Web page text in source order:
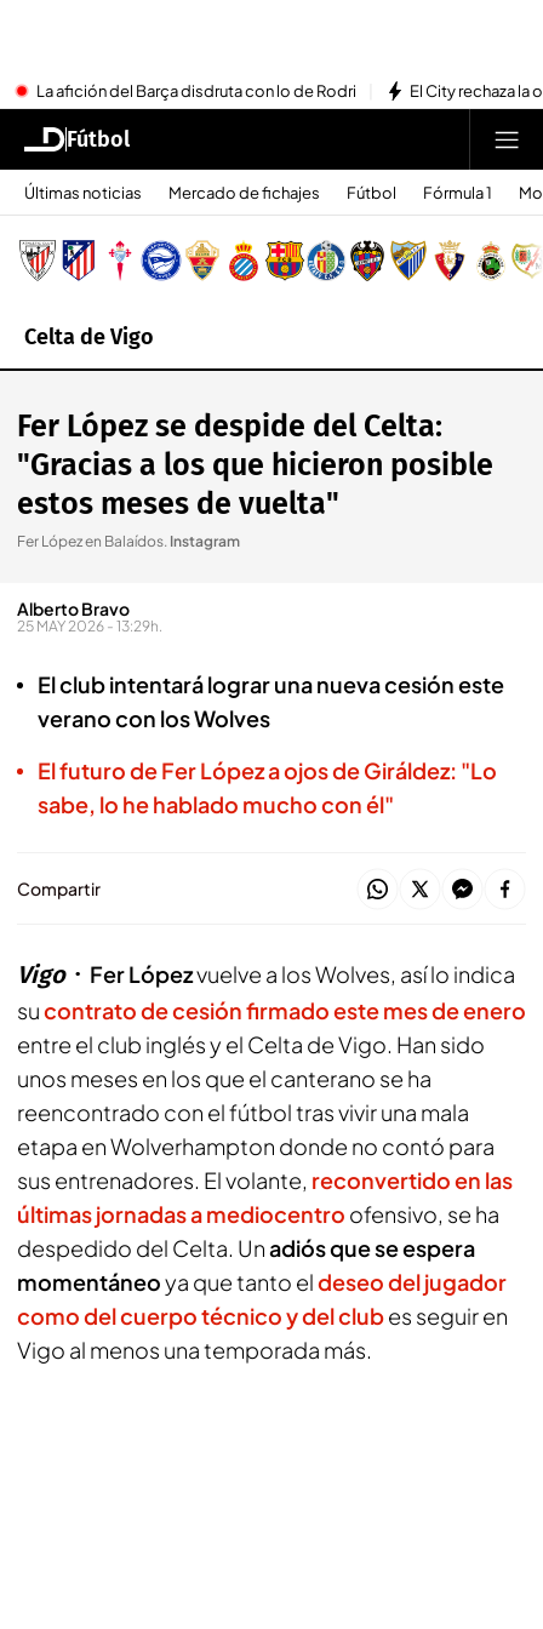
La afición del Barça disdruta con lo de Rodri El City rechaza la
Fútbol
Últimas noticias Mercado de fichajes Fútbol Fórmula 1
Celta de Vigo
Fer López se despide del Celta:
"Gracias a los que hicieron posible
estos meses de vuelta"
Fer López en Balaídos. Instagram
Alberto Bravo
25 MAY 2026 - 13:29h.
El club intentará lograr una nueva cesión este
verano con los Wolves
El futuro de Fer López a ojos de Giráldez: "Lo
sabe, lo he hablado mucho con él"
Compartir
Vigo Fer Lópezvuelve a los Wolves, así lo indica
sucontrato de cesión firmado este mes de enero
entre el club inglés y el Celta de Vigo. Han sido
unos meses en los que el canterano se ha
reencontrado con el fútbol tras vivir una mala
etapa en Wolverhampton donde no contó para
sus entrenadores. El volante, reconvertido en las
últimas jornadas a mediocentro ofensivo, se ha
despedido del Celta. Unadiós que se espera
momentáneoya que tanto eldeseo del jugador
como del cuerpo técnico y del clubes seguir en
Vigo al menos una temporada más.